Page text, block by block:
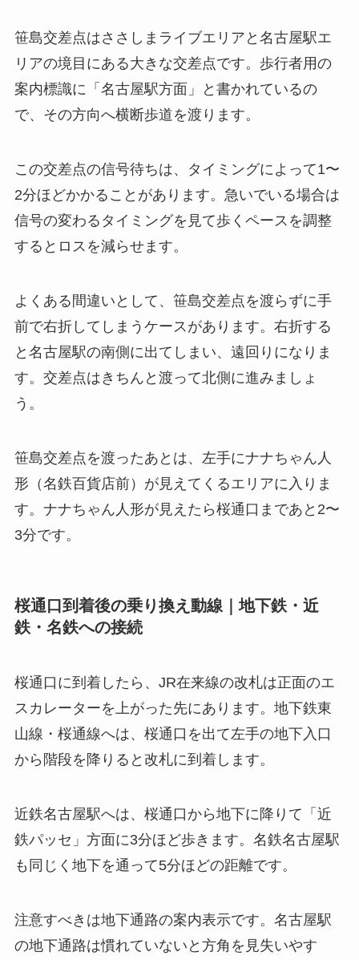
笹島交差点はささしまライブエリアと名古屋駅エ
リアの境目にある大きな交差点です。歩行者用の
案内標識に「名古屋駅方面」と書かれているの
で、その方向へ横断歩道を渡ります。
この交差点の信号待ちは、タイミングによって1〜
2分ほどかかることがあります。急いでいる場合は
信号の変わるタイミングを見て歩くペースを調整
するとロスを減らせます。
よくある間違いとして、笹島交差点を渡らずに手
前で右折してしまうケースがあります。右折する
と名古屋駅の南側に出てしまい、遠回りになりま
す。交差点はきちんと渡って北側に進みましょ
う。
笹島交差点を渡ったあとは、左手にナナちゃん人
形（名鉄百貨店前）が見えてくるエリアに入りま
す。ナナちゃん人形が見えたら桜通口まであと2〜
3分です。
桜通口到着後の乗り換え動線｜地下鉄・近
鉄・名鉄への接続
桜通口に到着したら、JR在来線の改札は正面のエ
スカレーターを上がった先にあります。地下鉄東
山線・桜通線へは、桜通口を出て左手の地下入口
から階段を降りると改札に到着します。
近鉄名古屋駅へは、桜通口から地下に降りて「近
鉄パッセ」方面に3分ほど歩きます。名鉄名古屋駅
も同じく地下を通って5分ほどの距離です。
注意すべきは地下通路の案内表示です。名古屋駅
の地下通路は慣れていないと方角を見失いやす